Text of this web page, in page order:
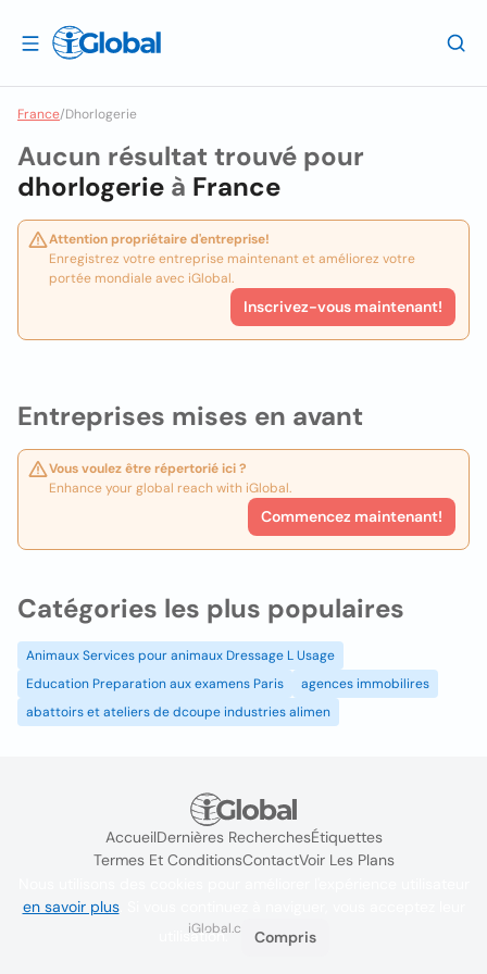
France/Dhorlogerie
Entreprises mises en avant
Vous voulez être répertorié ici ?
Enhance your global reach with iGlobal.
Commencez maintenant!
Aucun résultat trouvé pour
dhorlogerie à France
Attention propriétaire d'entreprise!
Enregistrez votre entreprise maintenant et améliorez votre
portée mondiale avec iGlobal.
Inscrivez-vous maintenant!
Catégories les plus populaires
Animaux Services pour animaux Dressage L Usage
Education Preparation aux examens Paris
agences immobilires
abattoirs et ateliers de dcoupe industries alimen
AccueilDernières RecherchesÉtiquettes
Termes Et ConditionsContactVoir Les Plans
iGlobal.co @ 2024
en savoir plus. Si vous continuez à naviguer, vous acceptez leur
utilisation.
Compris